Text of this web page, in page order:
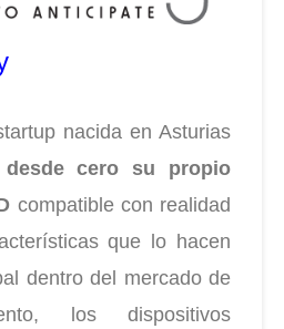
nacida en Asturias
cero su propio
compatible con realidad
que lo hacen
dentro del mercado de
los dispositivos